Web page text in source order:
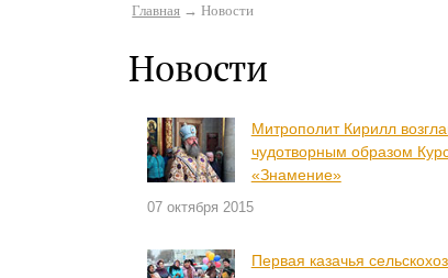
Главная → Новости
Новости
Митрополит Кирилл
чудотворным образом
«Знамение»
07 октября 2015
Первая казачья